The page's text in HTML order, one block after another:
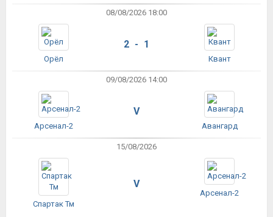
08/08/2026 18:00
Орёл
2 - 1
Квант
09/08/2026 14:00
Арсенал-2
V
Авангард
15/08/2026
Спартак Тм
V
Арсенал-2